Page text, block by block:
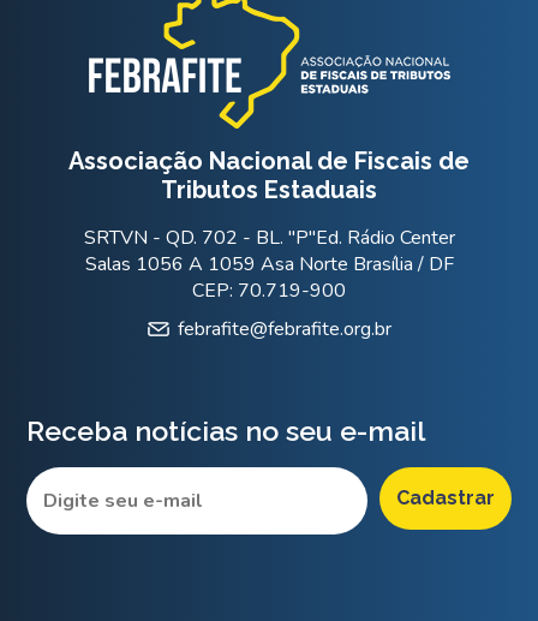
Associação Nacional de Fiscais de
Tributos Estaduais
SRTVN - QD. 702 - BL. "P"Ed. Rádio Center
Salas 1056 A 1059 Asa Norte Brasília / DF
CEP: 70.719-900
febrafite@febrafite.org.br
Receba notícias no seu e-mail